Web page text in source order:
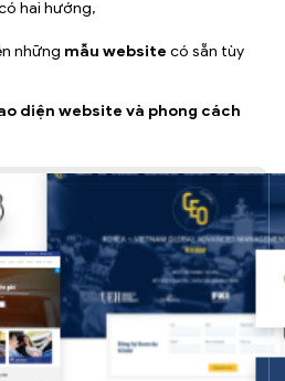
hai hướng,
những mẫu website có sẵn tùy
diện website và phong cách